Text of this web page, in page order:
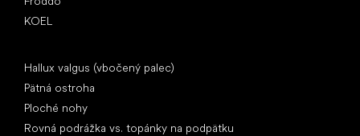
KOEL
Hallux valgus (vbočený palec)
Pätná ostroha
Ploché nohy
Rovná podrážka vs. topánky na podpätku